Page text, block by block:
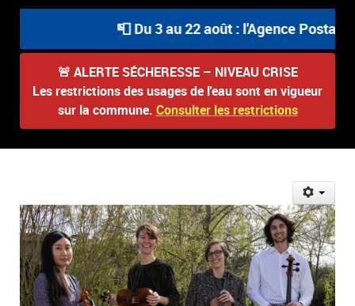
📮 Du 3 au 22 août : l'Agence
🚨 ALERTE SÉCHERESSE – NIVEAU CRISE
Les restrictions des usages de l'eau sont en vigueur
sur la commune. Consulter les restrictions